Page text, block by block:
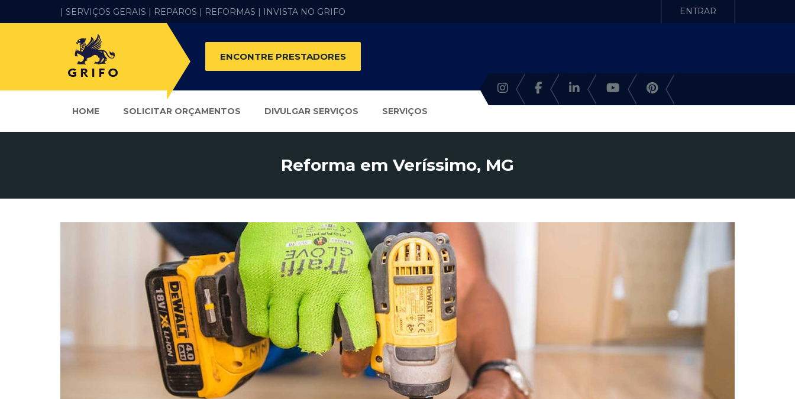
| SERVIÇOS GERAIS | REPAROS | REFORMAS | INVISTA NO GRIFO ENTRAR
ENCONTRE PRESTADORES
HOME SOLICITAR ORÇAMENTOS DIVULGAR SERVIÇOS SERVIÇOS
Reforma em Veríssimo, MG